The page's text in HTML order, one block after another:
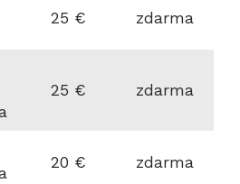
25 € zdarma
25 € zdarma
20 € zdarma